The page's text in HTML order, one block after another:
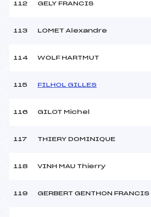
112 GELY FRANCIS
113 LOMET Alexandre
114 WOLF HARTMUT
115 FILHOL GILLES
116 GILOT Michel
117 THIERY DOMINIQUE
118 VINH MAU Thierry
119 GERBERT GENTHON FRANCIS